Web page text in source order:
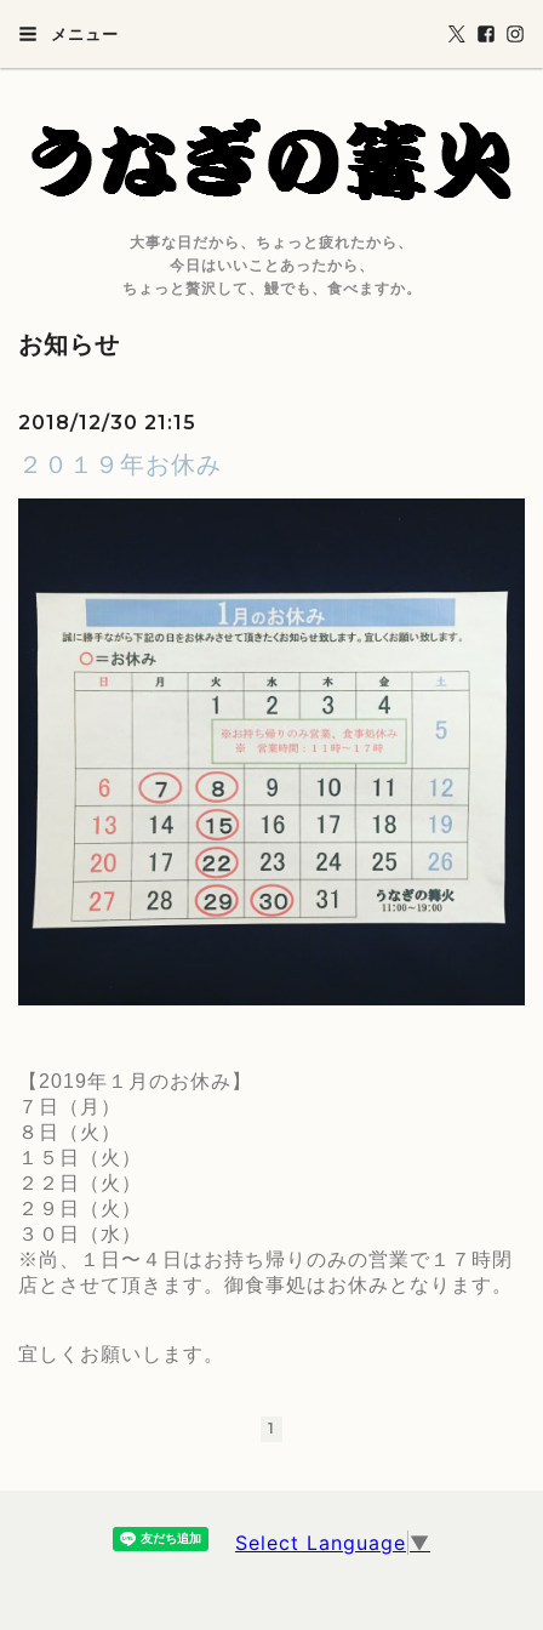
メニュー
大事な日だから、ちょっと疲れたから、
今日はいいことあったから、
ちょっと贅沢して、鰻でも、食べますか。
お知らせ
2018/12/30 21:15
２０１９年お休み
【2019年１月のお休み】
７日（月）
８日（火）
１５日（火）
２２日（火）
２９日（火）
３０日（水）
※尚、１日〜４日はお持ち帰りのみの営業で１７時閉
店とさせて頂きます。御食事処はお休みとなります。
宜しくお願いします。
1
Select Language ▼